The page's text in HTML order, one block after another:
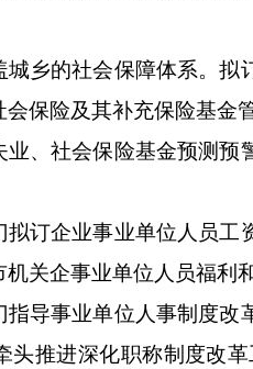
城乡的社会保障体系。
保险及其补充保险基金
业、社会保险基金预测
拟订企业事业单位人员
关企事业单位人员福利
指导事业单位人事制度
头推进深化职称制度改